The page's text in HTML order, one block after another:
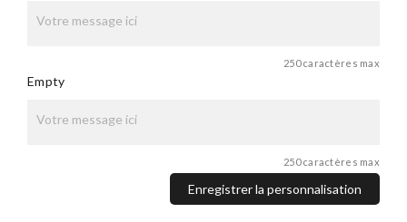
250 caractères max
Empty
250 caractères max
Enregistrer la personnalisation